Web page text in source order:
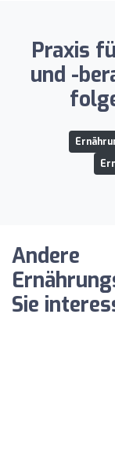
Praxis
und -
Andere
Sie